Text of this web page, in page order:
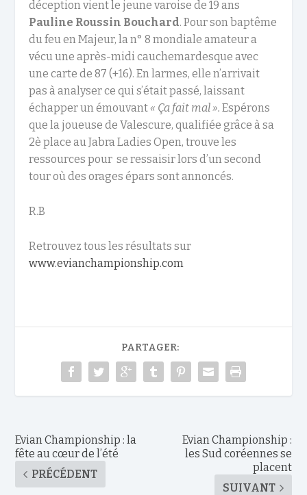
déception vient le jeune varoise de 19 ans
Pauline Roussin Bouchard. Pour son baptême
du feu en Majeur, la n° 8 mondiale amateur a
vécu une après-midi cauchemardesque avec
une carte de 87 (+16). En larmes, elle n’arrivait
pas à analyser ce qui s’était passé, laissant
échapper un émouvant « Ça fait mal ». Espérons
que la joueuse de Valescure, qualifiée grâce à sa
2è place au Jabra Ladies Open, trouve les
ressources pour se ressaisir lors d’un second
tour où des orages épars sont annoncés.
R.B
Retrouvez tous les résultats sur
www.evianchampionship.com
PARTAGER:
Evian Championship : la
fête au cœur de l’été
PRÉCÉDENT
Evian Championship :
les Sud coréennes se
placent
SUIVANT